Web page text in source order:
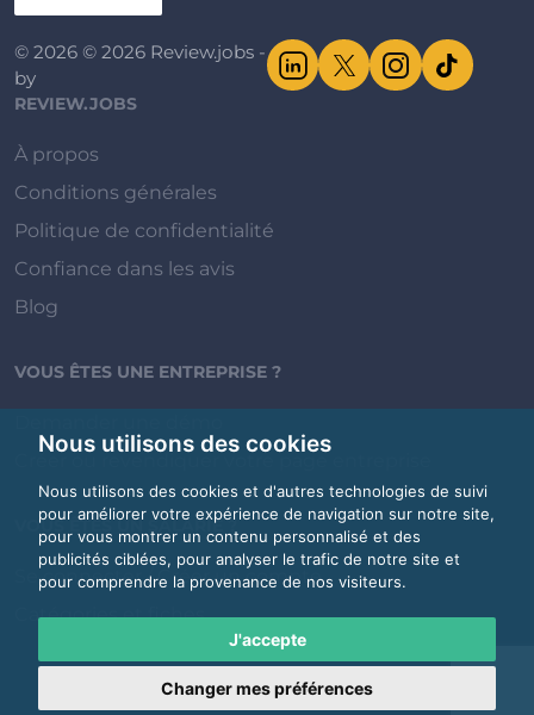
Nous utilisons des cookies
Nous utilisons des cookies et d'autres technologies de suivi
pour améliorer votre expérience de navigation sur notre site,
pour vous montrer un contenu personnalisé et des
publicités ciblées, pour analyser le trafic de notre site et
pour comprendre la provenance de nos visiteurs.
J'accepte
Changer mes préférences
© 2026 © 2026 Review.jobs -
by
REVIEW.JOBS
À propos
Conditions générales
Politique de confidentialité
Confiance dans les avis
Blog
VOUS ÊTES UNE ENTREPRISE ?
Créer ou revendiquer votre page entreprise
VOUS ÊTES UN SALARIÉ ?
Se connecter / Créer un compte
Catégories et fiches